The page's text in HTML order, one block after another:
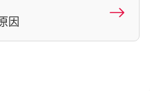
因